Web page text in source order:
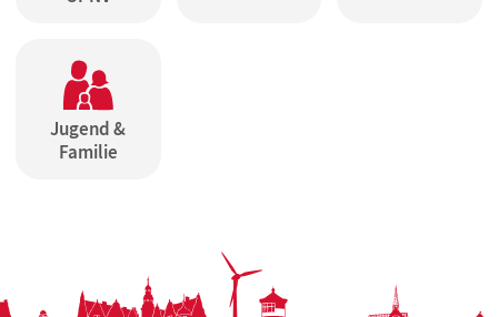
Jugend &
Familie